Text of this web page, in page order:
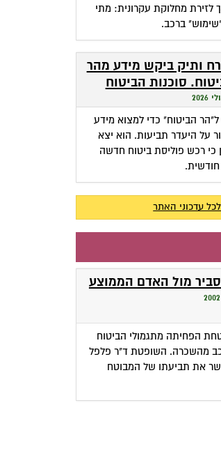
לזירת מחלוקת עקרונית: מתי
ברכב.
ותיק ביקש מידע מהר
סוכנות הביטוח
מחשבונו פרמיות
הביטוח" כדי למצוא מידע
על היעדר תביעות. הוא יצא
כי רכש פוליסת ביטוח חדשה
לכל עדכוני האתר
מול האדם הממוצע
הפחיתה מתגמולי הביטוח
מהשכרה. השופטת ד"ר פלפל
את תביעתו של המבוטח